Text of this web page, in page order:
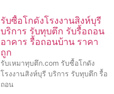
รับซื้อโกดังโรงงานสิงห์บุรี
บริการ รับทุบตึก รับรื้อถอน
อาคาร รื้อถอนบ้าน ราคา
ถูก
รับเหมาทุบตึก.com รับซื้อโกดัง
โรงงานสิงห์บุรี บริการ รับทุบตึก รื้อ
ถอน